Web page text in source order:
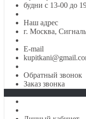
будни с 13-00 до
Наш адрес
г. Москва,
E-mail
Обратный звонок
Заказ звонка